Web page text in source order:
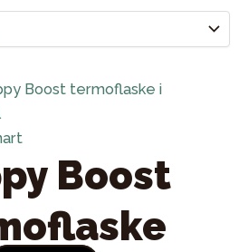
Boost